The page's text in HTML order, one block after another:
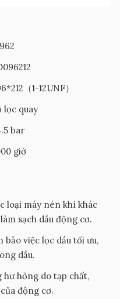
（1-12UNF）
lọc quay
bar
giờ
loại máy nén khí khác
sạch dầu động cơ.
bảo việc lọc dầu tối ưu,
dầu.
hư hỏng do tạp chất,
động cơ.